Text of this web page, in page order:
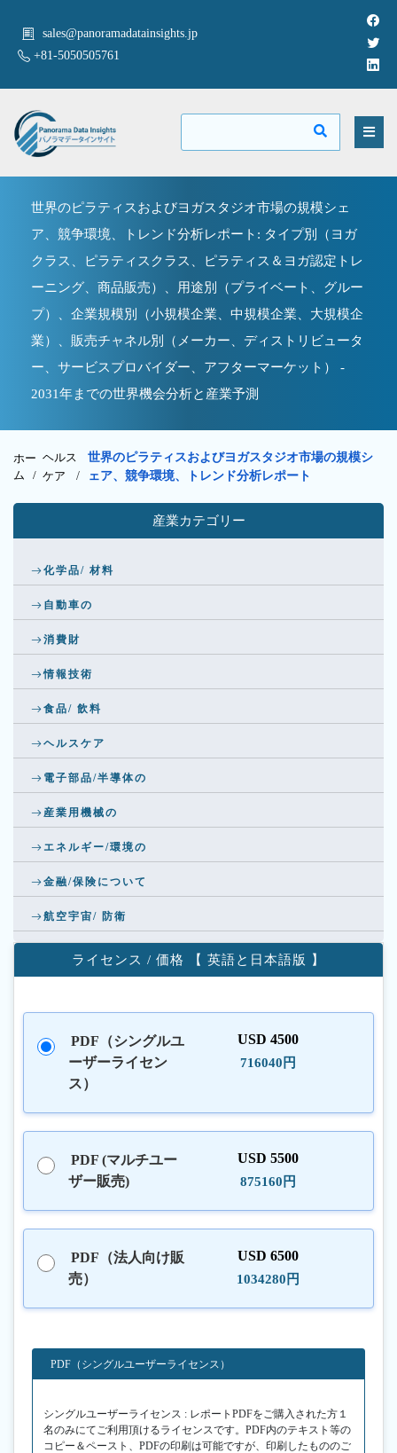
sales@panoramadatainsights.jp
+81-5050505761
世界のピラティスおよびヨガスタジオ市場の規模シェ
ア、競争環境、トレンド分析レポート: タイプ別（ヨガ
クラス、ピラティスクラス、ピラティス＆ヨガ認定トレ
ーニング、商品販売）、用途別（プライベート、グルー
プ）、企業規模別（小規模企業、中規模企業、大規模企
業）、販売チャネル別（メーカー、ディストリビュータ
ー、サービスプロバイダー、アフターマーケット） -
2031年までの世界機会分析と産業予測
ホー
ム /
ヘルス
ケア /
世界のピラティスおよびヨガスタジオ市場の規模シ
ェア、競争環境、トレンド分析レポート
産業カテゴリー
化学品/ 材料
自動車の
消費財
情報技術
食品/ 飲料
ヘルスケア
電子部品/半導体の
産業用機械の
エネルギー/環境の
金融/保険について
航空宇宙/ 防衛
ライセンス / 価格 【 英語と日本語版 】
PDF（シングルユ
ーザーライセン
ス）
USD 4500
716040円
PDF (マルチユー
ザー販売)
USD 5500
875160円
PDF（法人向け販
売）
USD 6500
1034280円
PDF（シングルユーザーライセンス）
シングルユーザーライセンス : レポートPDFをご購入された方１
名のみにてご利用頂けるライセンスです。PDF内のテキスト等の
コピー＆ペースト、PDFの印刷は可能ですが、印刷したもののご